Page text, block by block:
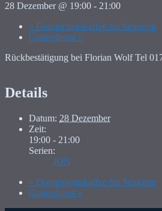
28 Dezember @ 19:00 - 21:00
« Donnerstagskaffee für Senioren
Gottesdienst »
Rückbestätigung bei Florian Wolf Tel
Details
Datum: 28 Dezember
Zeit:
19:00 - 21:00
Serien:
JON
« Donnerstagskaffee für Senioren
Gottesdienst »